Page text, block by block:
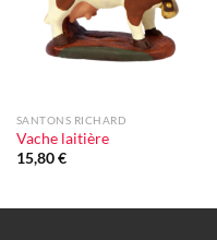
SANTONS RICHARD
Vache laitière
15,80€